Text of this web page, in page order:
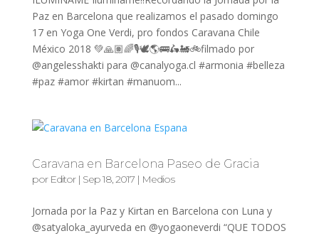
Paz en Barcelona que realizamos el pasado domingo
17 en Yoga One Verdi, pro fondos Caravana Chile
México 2018 💚🙏🏽🌈🎙🕊🌎🚌🛵🚂🚲filmado por
@angelesshakti para @canalyoga.cl #armonia #belleza
#paz #amor #kirtan #manuom...
Caravana en Barcelona Paseo de Gracia
por Editor| Sep 18, 2017| Medios
Jornada por la Paz y Kirtan en Barcelona con Luna y
@satyaloka_ayurveda en @yogaoneverdi “QUE TODOS